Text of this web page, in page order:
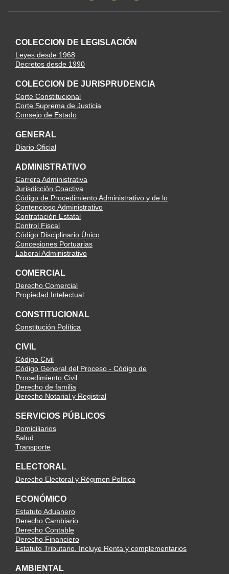
COLECCION DE LEGISLACIÓN
Leyes desde 1968
Decretos desde 1990
COLECCION DE JURISPRUDENCIA
Corte Constitucional
Corte Suprema de Justicia
Consejo de Estado
GENERAL
Diario Oficial
ADMINISTRATIVO
Carrera Administrativa
Jurisdicción Coactiva
Código de Procedimiento Administrativo y de lo
Contencioso Administrativo
Contratación Estatal
Control Fiscal
Código Disciplinario Único
Concesiones Portuarias
Laboral Administrativo
COMERCIAL
Derecho Comercial
Propiedad Intelectual
CONSTITUCIONAL
Constitución Política
CIVIL
Código Civil
Código General del Proceso - Código de
Procedimiento Civil
Derecho de familia
Derecho Notarial y Registral
SERVICIOS PÚBLICOS
Domiciliarios
Salud
Transporte
ELECTORAL
Derecho Electoral y Régimen Político
ECONÓMICO
Estatuto Aduanero
Derecho Cambiario
Derecho Contable
Derecho Financiero
Estatuto Tributario. Incluye Renta y complementarios
AMBIENTAL